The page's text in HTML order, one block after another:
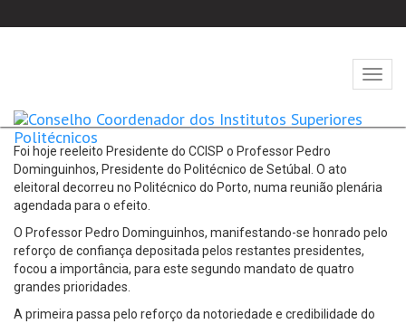
Abrir
Foi hoje reeleito Presidente do CCISP o Professor Pedro
Dominguinhos, Presidente do Politécnico de Setúbal. O ato
eleitoral decorreu no Politécnico do Porto, numa reunião plenária
agendada para o efeito.
O Professor Pedro Dominguinhos, manifestando-se honrado pelo
reforço de confiança depositada pelos restantes presidentes,
focou a importância, para este segundo mandato de quatro
grandes prioridades.
A primeira passa pelo reforço da notoriedade e credibilidade do